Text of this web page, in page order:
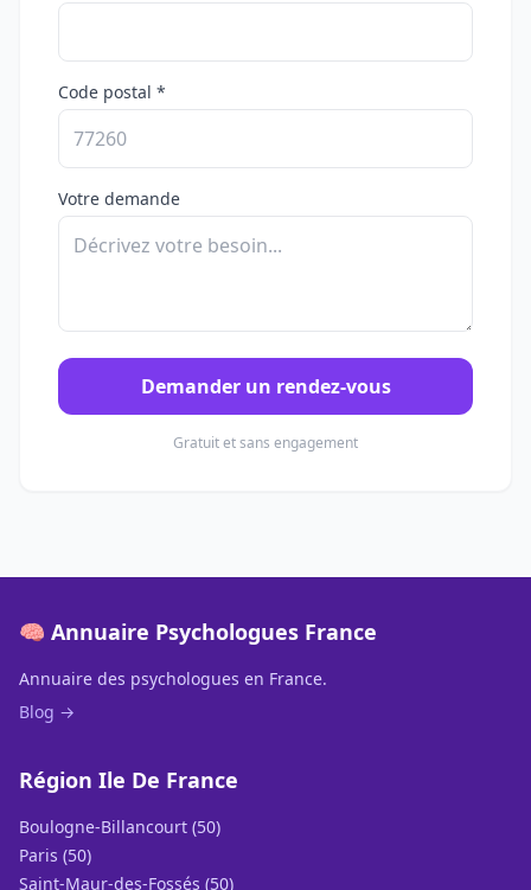
Code postal *
Votre demande
Demander un rendez-vous
Gratuit et sans engagement
🧠 Annuaire Psychologues France
Annuaire des psychologues en France.
Blog →
Région Ile De France
Boulogne-Billancourt (50)
Paris (50)
Saint-Maur-des-Fossés (50)